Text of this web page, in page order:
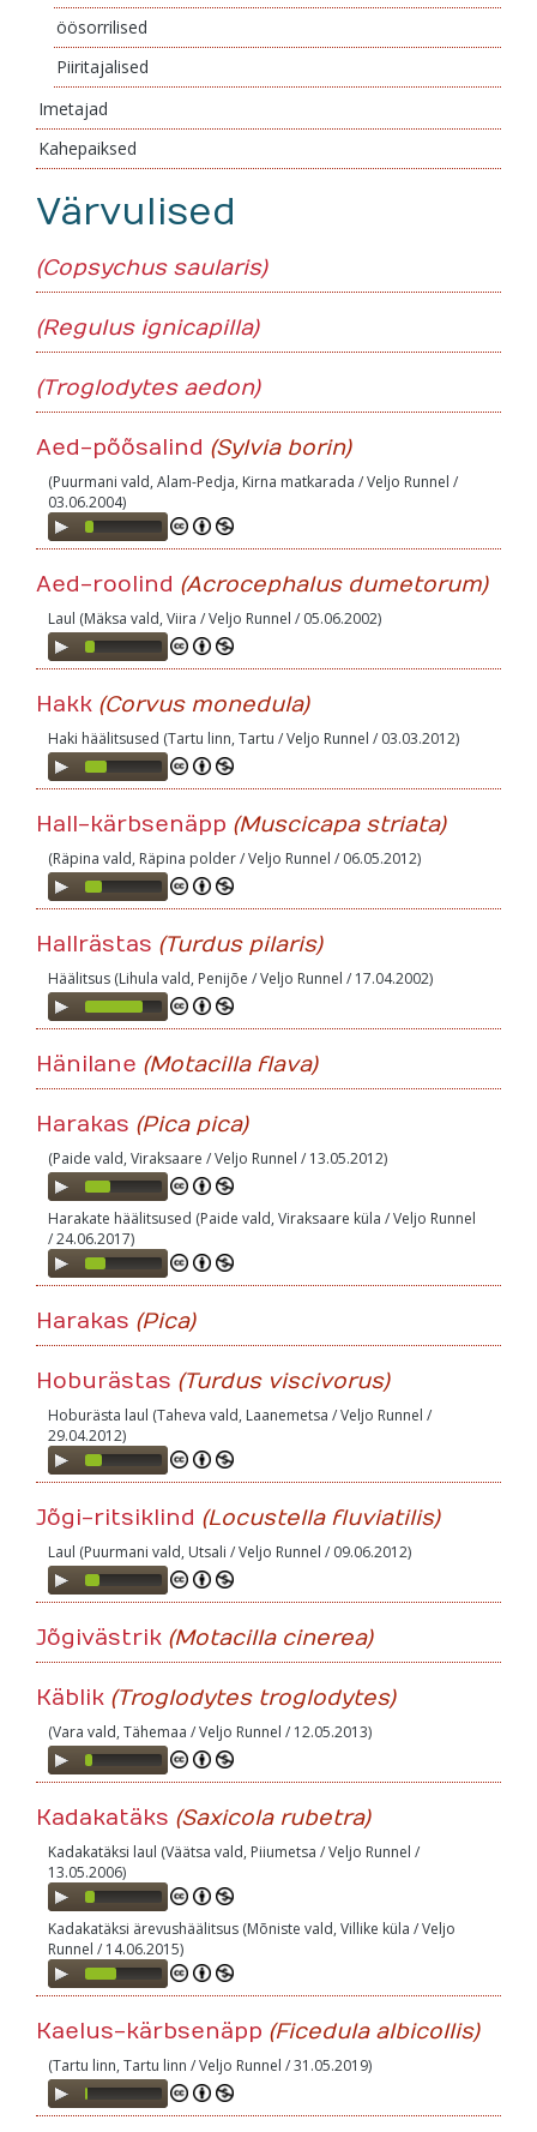
öösorrilised
Piiritajalised
Imetajad
Kahepaiksed
Värvulised
(Copsychus saularis)
(Regulus ignicapilla)
(Troglodytes aedon)
Aed-põõsalind (Sylvia borin)
(Puurmani vald, Alam-Pedja, Kirna matkarada / Veljo Runnel /
03.06.2004)
Audio
Player
Aed-roolind (Acrocephalus dumetorum)
Laul (Mäksa vald, Viira / Veljo Runnel / 05.06.2002)
Audio
Player
Hakk (Corvus monedula)
Haki häälitsused (Tartu linn, Tartu / Veljo Runnel / 03.03.2012)
Audio
Player
Hall-kärbsenäpp (Muscicapa striata)
(Räpina vald, Räpina polder / Veljo Runnel / 06.05.2012)
Audio
Player
Hallrästas (Turdus pilaris)
Häälitsus (Lihula vald, Penijõe / Veljo Runnel / 17.04.2002)
Audio
Player
Hänilane (Motacilla flava)
Harakas (Pica pica)
(Paide vald, Viraksaare / Veljo Runnel / 13.05.2012)
Audio
Player
Harakate häälitsused (Paide vald, Viraksaare küla / Veljo Runnel
/ 24.06.2017)
Audio
Player
Harakas (Pica)
Hoburästas (Turdus viscivorus)
Hoburästa laul (Taheva vald, Laanemetsa / Veljo Runnel /
29.04.2012)
Audio
Player
Jõgi-ritsiklind (Locustella fluviatilis)
Laul (Puurmani vald, Utsali / Veljo Runnel / 09.06.2012)
Audio
Player
Jõgivästrik (Motacilla cinerea)
Käblik (Troglodytes troglodytes)
(Vara vald, Tähemaa / Veljo Runnel / 12.05.2013)
Audio
Player
Kadakatäks (Saxicola rubetra)
Kadakatäksi laul (Väätsa vald, Piiumetsa / Veljo Runnel /
13.05.2006)
Audio
Player
Kadakatäksi ärevushäälitsus (Mõniste vald, Villike küla / Veljo
Runnel / 14.06.2015)
Audio
Player
Kaelus-kärbsenäpp (Ficedula albicollis)
(Tartu linn, Tartu linn / Veljo Runnel / 31.05.2019)
Audio
Player